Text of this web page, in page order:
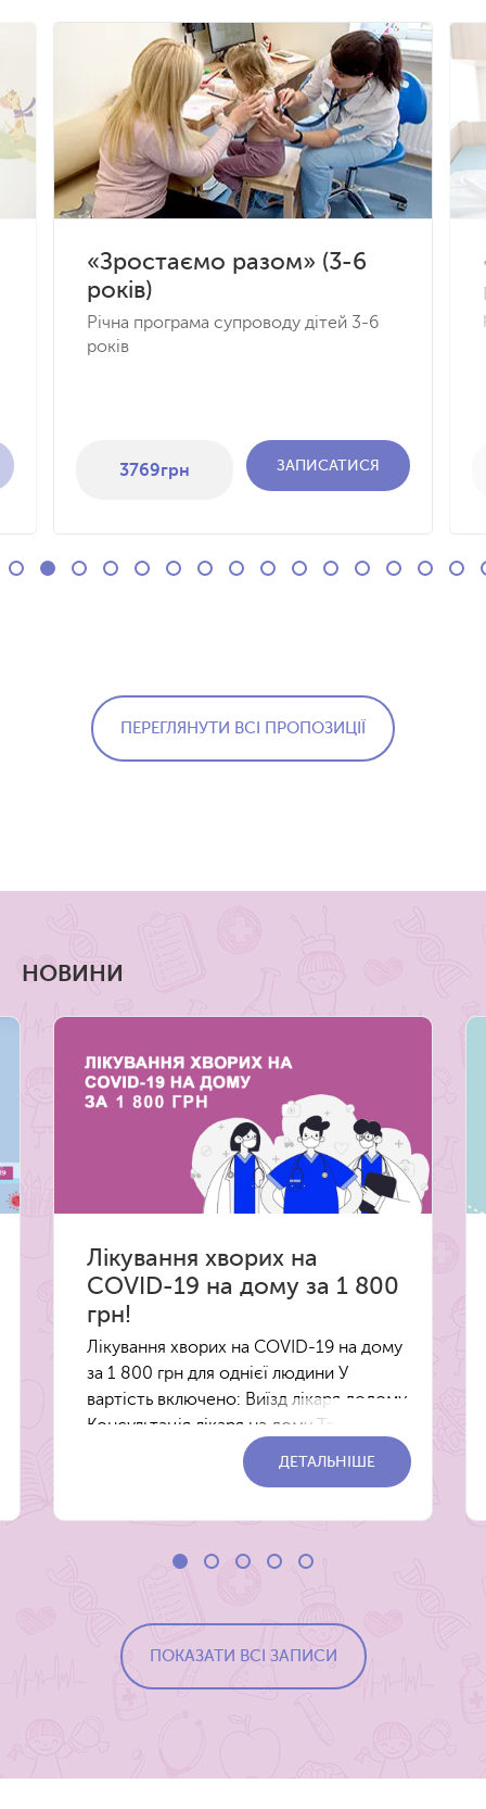
«Зростаємо разом» (3-6
років)
Річна програма супроводу дітей 3-6
років
3769грн ЗАПИСАТИСЯ
ПЕРЕГЛЯНУТИ ВСІ ПРОПОЗИЦІЇ
НОВИНИ
Лікування хворих на
COVID-19 на дому за 1 800
грн!
Лікування хворих на COVID-19 на дому
за 1 800 грн для однієї людини У
вартість включено: Виїзд лікаря додому
Консультація лікаря на дому Тестування
на місці Лікування та супровід на дому
для кожного другого члена......
ДЕТАЛЬНІШЕ
ПОКАЗАТИ ВСІ ЗАПИСИ